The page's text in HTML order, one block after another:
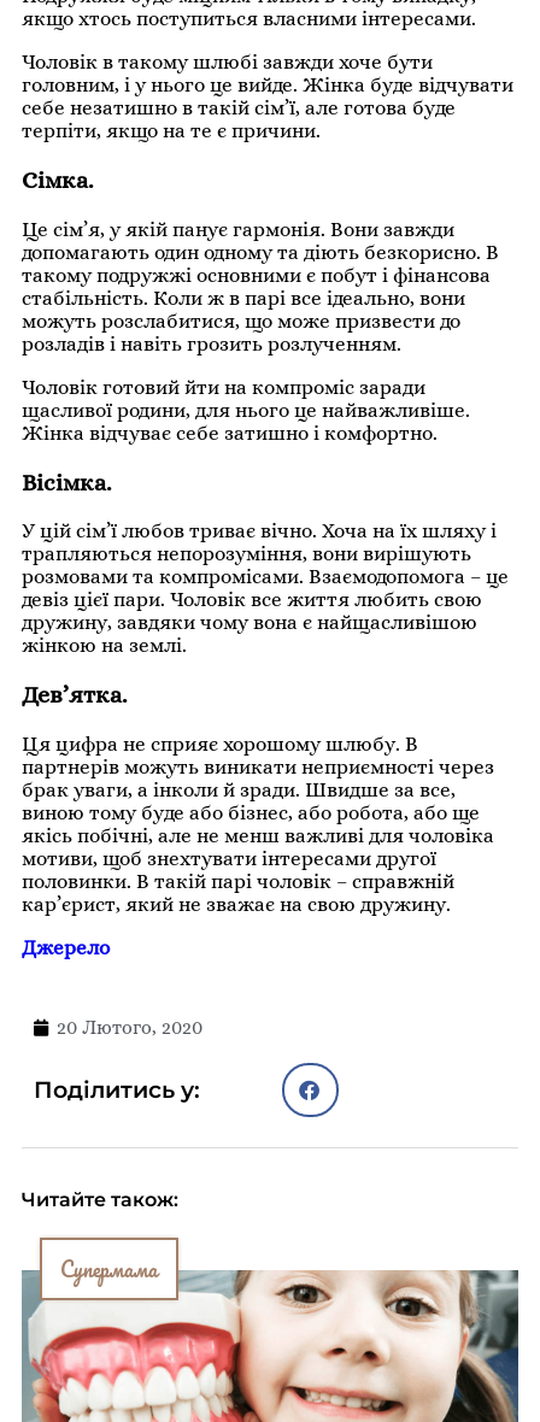
якщо хтось поступиться власними інтересами.
Чоловік в такому шлюбі завжди хоче бути
головним, і у нього це вийде. Жінка буде відчувати
себе незатишно в такій сім’ї, але готова буде
терпіти, якщо на те є причини.
Сімка.
Це сім’я, у якій панує гармонія. Вони завжди
допомагають один одному та діють безкорисно. В
такому подружжі основними є побут і фінансова
стабільність. Коли ж в парі все ідеально, вони
можуть розслабитися, що може призвести до
розладів і навіть грозить розлученням.
Чоловік готовий йти на компроміс заради
щасливої ​​родини, для нього це найважливіше.
Жінка відчуває себе затишно і комфортно.
Вісімка.
У цій сім’ї любов триває вічно. Хоча на їх шляху і
трапляються непорозуміння, вони вирішують
розмовами та компромісами. Взаємодопомога – це
девіз цієї пари. Чоловік все життя любить свою
дружину, завдяки чому вона є найщасливішою
жінкою на землі.
Дев’ятка.
Ця цифра не сприяє хорошому шлюбу. В
партнерів можуть виникати неприємності через
брак уваги, а інколи й зради. Швидше за все,
виною тому буде або бізнес, або робота, або ще
якісь побічні, але не менш важливі для чоловіка
мотиви, щоб знехтувати інтересами другої
половинки. В такій парі чоловік – справжній
кар’єрист, який не зважає на свою дружину.
Джерело
20 Лютого, 2020
Поділитись у:
Читайте також:
Супермама